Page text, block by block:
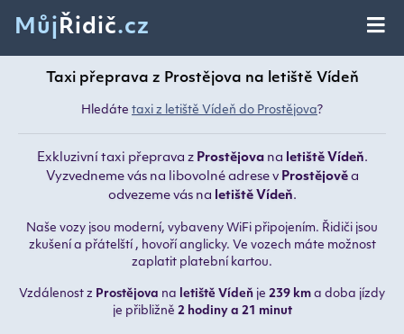
Můj Řidič.cz
Taxi přeprava z Prostějova na letiště Vídeň
Hledáte taxi z letiště Vídeň do Prostějova?
Exkluzivní taxi přeprava z Prostějovana letiště Vídeň.
Vyzvedneme vás na libovolné adrese v Prostějověa
odvezeme vás na letiště Vídeň.
Naše vozy jsou moderní, vybaveny WiFi připojením. Řidiči jsou
zkušení a přátelští , hovoří anglicky. Ve vozech máte možnost
zaplatit platební kartou.
Vzdálenost z Prostějova na letiště Vídeň je 239 km a doba jízdy
je přibližně 2 hodiny a 21 minut